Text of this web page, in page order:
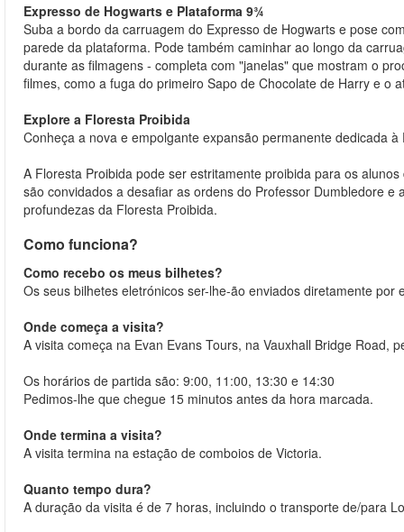
Expresso de Hogwarts e Plataforma 9¾
Suba a bordo da carruagem do Expresso de Hogwarts e pose
parede da plataforma. Pode também caminhar ao longo da
durante as filmagens - completa com "janelas" que mostram o
filmes, como a fuga do primeiro Sapo de Chocolate de Harry e o
Explore a Floresta Proibida
Conheça a nova e empolgante expansão permanente dedicada à
A Floresta Proibida pode ser estritamente proibida para os
são convidados a desafiar as ordens do Professor Dumbledore
profundezas da Floresta Proibida.
Como funciona?
Como recebo os meus bilhetes?
Os seus bilhetes eletrónicos ser-lhe-ão enviados diretamente
Onde começa a visita?
A visita começa na Evan Evans Tours, na Vauxhall Bridge Road,
Os horários de partida são: 9:00, 11:00, 13:30 e 14:30
Pedimos-lhe que chegue 15 minutos antes da hora marcada.
Onde termina a visita?
A visita termina na estação de comboios de Victoria.
Quanto tempo dura?
A duração da visita é de 7 horas, incluindo o transporte de/para